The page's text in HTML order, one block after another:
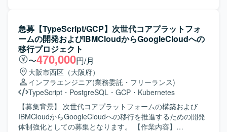
会があり、技術面と運用設計の両面でスキルアップが可能
です。 【開発環境】 ERPはSAP ECC6.0を中心とした環境
で、ABAPやWindowsコマンド、Excelマクロなどを利用し
ております。ミドルウェアやツールとしてSVF、Anytran、
HULFT、VB、Tivoli(TWS/TMR)などを使用しており、OSは
Windows系環境となっております。
きる方を求めております。プロジェクトメンバーと連携し
ながら柔軟かつ円滑にコミュニケーションを図り、複数の
プロダクトを横断した調整や検討を前向きに進められる方
が望ましいです。 【ポジションの魅力】 大規模な社内シス
テム基盤の更改プロジェクトに参画することで、ネットワ
ーク、サーバー、仮想化、監視、ジョブ管理、バックアッ
プなど幅広いインフラ技術に横断的に関わることができま
す。長期にわたる計画的なプロジェクトの中で、要件検討
から設計、構築、テスト、切替まで一連のフェーズに携わ
ることで、上流から下流までの経験を積むことができ、最
新の製品やソリューションを用いた基盤構築スキルを高め
発・準本番・本番・災対環境まで順次適用していただきま
す。パッチ適用前のアセスメント、適用手順の作成、開発
環境での適用テストおよび無影響確認、ミドルウェア停止
やPowerHAサービス切り替えを伴う各環境への適用を実施
していただきます。 また、AIX／RHEL／WASを対象とし
て、お客様側で必要と判断されたセキュリティパッチを迅
速に判定し、指定時間内で開発環境でのテストから無影響
確認、本番適用まで一連の作業を対応していただきます。
直近は手作業でのパッチ適用により手順とプロセスを確立
し、中長期的にはAnsibleを用いたパッチ適用自動化環境の
構築にも関わっていただきます。 【求める人物像】 大規模
急募【TypeScript/GCP】次世代コアプラットフォ
ームの開発およびIBMCloudからGoogleCloudへの
移行プロジェクト
〜470,000円/月
大阪市西区（大阪府）
インフラエンジニア(業務委託・フリーランス)
TypeScript ・ PostgreSQL ・ GCP ・ Kubernetes
【募集背景】 次世代コアプラットフォームの構築および
IBMCloudからGoogleCloudへの移行を推進するための開発
体制強化としての募集となります。 【作業内容】